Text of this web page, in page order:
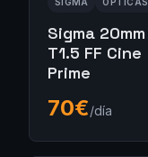
Sigma 20mm
T1.5 FF Cine
Prime
70€/día